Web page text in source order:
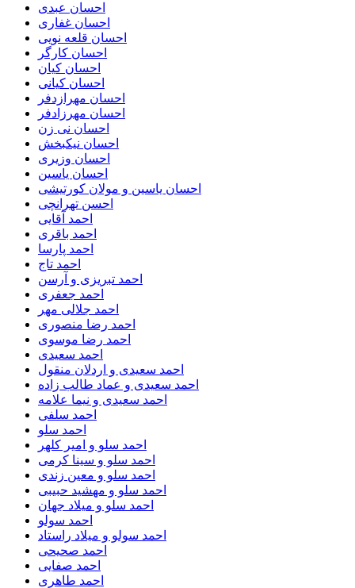
احسان عبدی
احسان غفاری
احسان قلعه نویی
احسان کارگر
احسان کیان
احسان کیانی
احسان مهرازدفر
احسان مهرزادفر
احسان نی زن
احسان نیکبخش
احسان وزیری
احسان یاسین
احسان یاسین و مولان کورتیشی
احسن تهرانچی
احمد آقایی
احمد باقری
احمد پارسا
احمد تاج
احمد تبریزی و آرسن
احمد جعفری
احمد جلالی مهر
احمد رضا منصوری
احمد رضا موسوی
احمد سعیدی
احمد سعیدی و اردلان منقول
احمد سعیدی و عماد طالب زاده
احمد سعیدی و نیما علامه
احمد سلفی
احمد سلو
احمد سلو و امیر کلهر
احمد سلو و سینا کرمی
احمد سلو و معین زندی
احمد سلو و مهشید حبیبی
احمد سلو و میلاد جهان
احمد سولو
احمد سولو و میلاد راستاد
احمد صحیحی
احمد صفایی
احمد طاهری